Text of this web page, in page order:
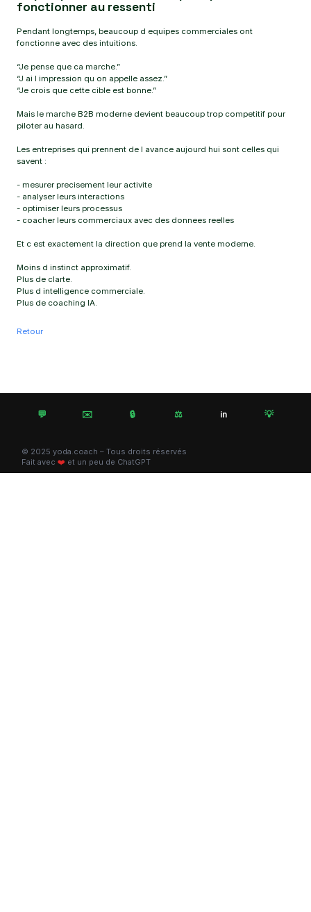
fonctionner au ressenti
Pendant longtemps, beaucoup d equipes commerciales ont
fonctionne avec des intuitions.
“Je pense que ca marche.”
“J ai l impression qu on appelle assez.”
“Je crois que cette cible est bonne.”
Mais le marche B2B moderne devient beaucoup trop competitif pour
piloter au hasard.
Les entreprises qui prennent de l avance aujourd hui sont celles qui
savent :
- mesurer precisement leur activite
- analyser leurs interactions
- optimiser leurs processus
- coacher leurs commerciaux avec des donnees reelles
Et c est exactement la direction que prend la vente moderne.
Moins d instinct approximatif.
Plus de clarte.
Plus d intelligence commerciale.
Plus de coaching IA.
Retour
💬 ✉️ 🔒 ⚖️ in 💡
© 2025 yoda.coach – Tous droits réservés
Fait avec ❤️ et un peu de ChatGPT